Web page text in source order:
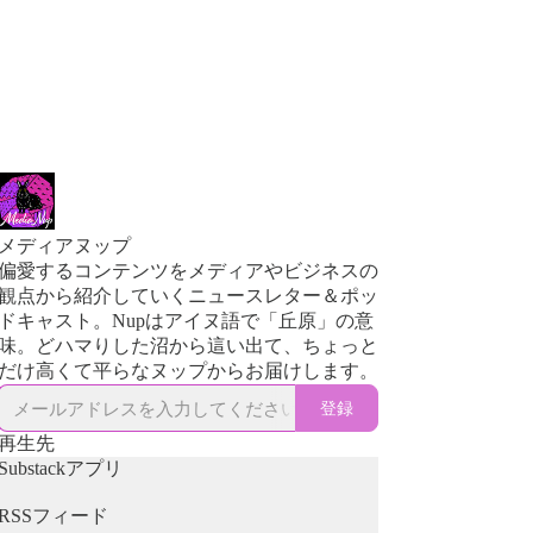
ディアヌップ
愛するコンテンツをメディアやビジネスの
点から紹介していくニュースレター＆ポッ
キャスト。Nupはアイヌ語で「丘原」の意
。どハマりした沼から這い出て、ちょっと
け高くて平らなヌップからお届けします。
登録
生先
アプリ
フィード